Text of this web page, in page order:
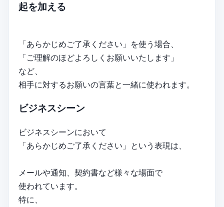
起を加える
「あらかじめご了承ください」を使う場合、
「ご理解のほどよろしくお願いいたします」
など、
相手に対するお願いの言葉と一緒に使われます。
ビジネスシーン
ビジネスシーンにおいて
「あらかじめご了承ください」という表現は、
メールや通知、契約書など様々な場面で
使われています。
特に、